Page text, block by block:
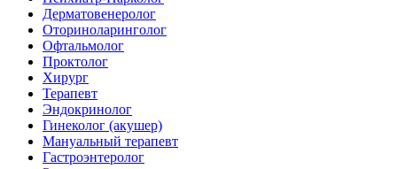
Дерматовенеролог
Оториноларинголог
Офтальмолог
Проктолог
Хирург
Терапевт
Эндокринолог
Гинеколог (акушер)
Мануальный терапевт
Гастроэнтеролог